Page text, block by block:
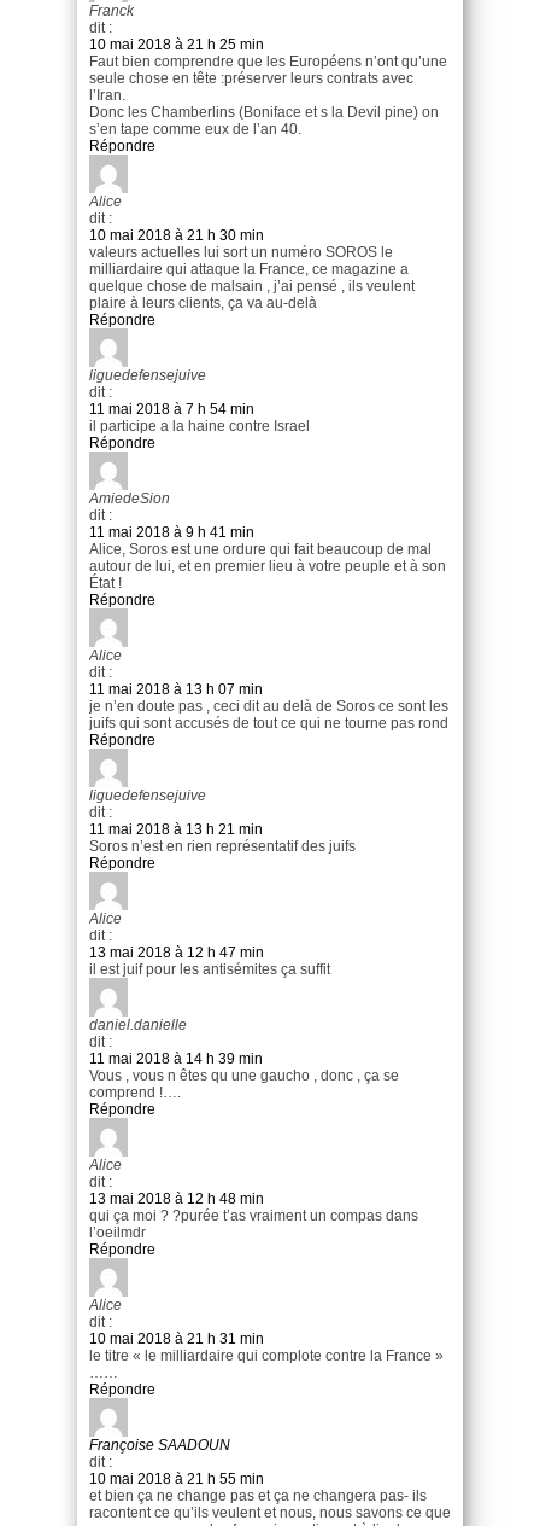
Franck
dit :
10 mai 2018 à 21 h 25 min
Faut bien comprendre que les Européens n’ont qu’une
seule chose en tête :préserver leurs contrats avec
l’Iran.
Donc les Chamberlins (Boniface et s la Devil pine) on
s’en tape comme eux de l’an 40.
Répondre
Alice
dit :
10 mai 2018 à 21 h 30 min
valeurs actuelles lui sort un numéro SOROS le
milliardaire qui attaque la France, ce magazine a
quelque chose de malsain , j’ai pensé , ils veulent
plaire à leurs clients, ça va au-delà
Répondre
liguedefensejuive
dit :
11 mai 2018 à 7 h 54 min
il participe a la haine contre Israel
Répondre
AmiedeSion
dit :
11 mai 2018 à 9 h 41 min
Alice, Soros est une ordure qui fait beaucoup de mal
autour de lui, et en premier lieu à votre peuple et à son
État !
Répondre
Alice
dit :
11 mai 2018 à 13 h 07 min
je n’en doute pas , ceci dit au delà de Soros ce sont les
juifs qui sont accusés de tout ce qui ne tourne pas rond
Répondre
liguedefensejuive
dit :
11 mai 2018 à 13 h 21 min
Soros n’est en rien représentatif des juifs
Répondre
Alice
dit :
13 mai 2018 à 12 h 47 min
il est juif pour les antisémites ça suffit
daniel.danielle
dit :
11 mai 2018 à 14 h 39 min
Vous , vous n êtes qu une gaucho , donc , ça se
comprend !….
Répondre
Alice
dit :
13 mai 2018 à 12 h 48 min
qui ça moi ? ?purée t’as vraiment un compas dans
l’oeilmdr
Répondre
Alice
dit :
10 mai 2018 à 21 h 31 min
le titre « le milliardaire qui complote contre la France »
……
Répondre
Françoise SAADOUN
dit :
10 mai 2018 à 21 h 55 min
et bien ça ne change pas et ça ne changera pas- ils
racontent ce qu’ils veulent et nous, nous savons ce que